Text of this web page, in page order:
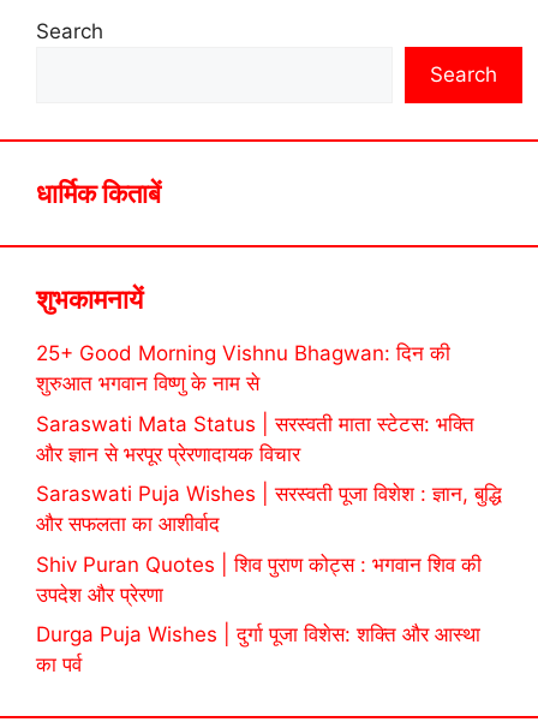
Search
Search
धार्मिक किताबें
शुभकामनायें
25+ Good Morning Vishnu Bhagwan: दिन की
शुरुआत भगवान विष्णु के नाम से
Saraswati Mata Status | सरस्वती माता स्टेटस: भक्ति
और ज्ञान से भरपूर प्रेरणादायक विचार
Saraswati Puja Wishes | सरस्वती पूजा विशेश : ज्ञान, बुद्धि
और सफलता का आशीर्वाद
Shiv Puran Quotes | शिव पुराण कोट्स : भगवान शिव की
उपदेश और प्रेरणा
Durga Puja Wishes | दुर्गा पूजा विशेस: शक्ति और आस्था
का पर्व